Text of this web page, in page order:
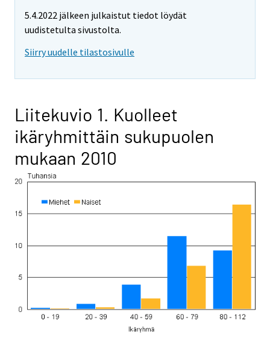
5.4.2022 jälkeen julkaistut tiedot löydät
uudistetulta sivustolta.
Siirry uudelle tilastosivulle
Liitekuvio 1. Kuolleet
ikäryhmittäin sukupuolen
mukaan 2010